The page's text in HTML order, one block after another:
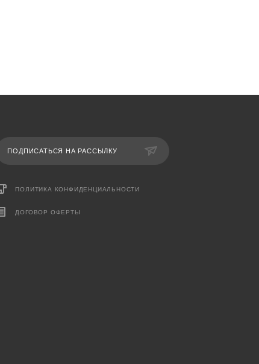
ПОДПИСАТЬСЯ НА РАССЫЛКУ
ПОЛИТИКА КОНФИДЕНЦИАЛЬНОСТИ
ДОГОВОР ОФЕРТЫ